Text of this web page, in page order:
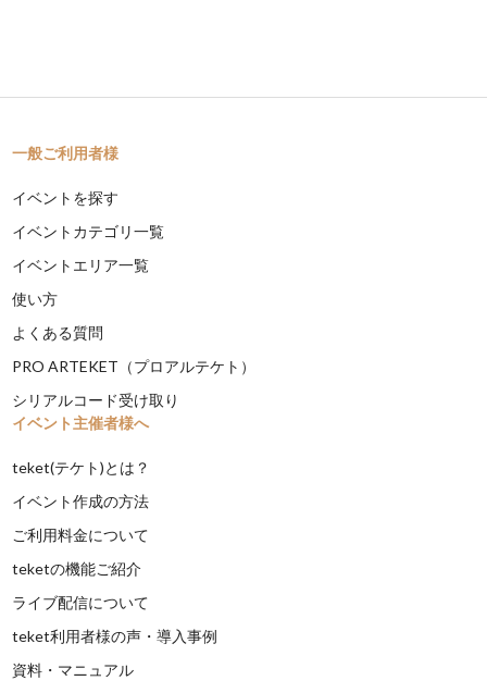
一般ご利用者様
イベントを探す
イベントカテゴリ一覧
イベントエリア一覧
使い方
よくある質問
PRO ARTEKET（プロアルテケト）
シリアルコード受け取り
イベント主催者様へ
teket(テケト)とは？
イベント作成の方法
ご利用料金について
teketの機能ご紹介
ライブ配信について
teket利用者様の声・導入事例
資料・マニュアル